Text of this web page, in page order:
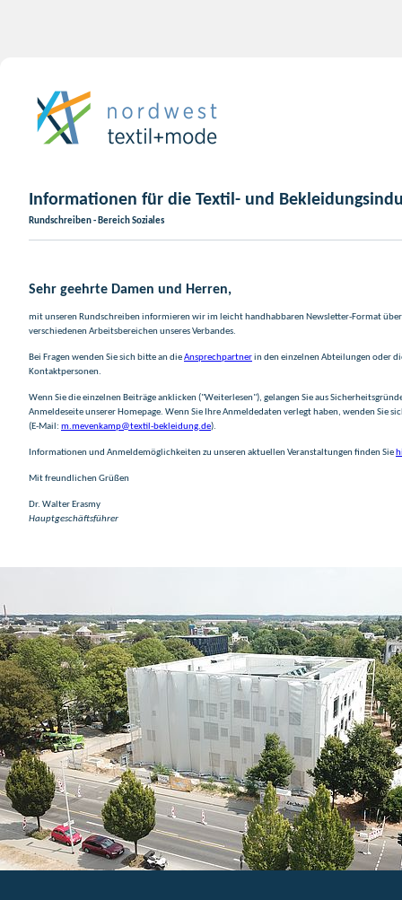
Informationen für die Textil- und
Rundschreiben - Bereich Soziales
Sehr geehrte Damen und Herren,
mit unseren Rundschreiben informieren wir im leicht handhabbaren Newsletter-Format über
verschiedenen Arbeitsbereichen unseres Verbandes.
Bei Fragen wenden Sie sich bitte an dieAnsprechpartnerin den einzelnen Abteilungen oder
Kontaktpersonen.
Wenn Sie die einzelnen Beiträge anklicken ("Weiterlesen"), gelangen Sie aus
Anmeldeseite unserer Homepage. Wenn Sie Ihre Anmeldedaten verlegt haben, wenden Sie
(E-Mail: m.mevenkamp@textil-bekleidung.de).
Informationen und Anmeldemöglichkeiten zu unseren aktuellen Veranstaltungen finden Sie
Mit freundlichen Grüßen
Dr. Walter Erasmy
Hauptgeschäftsführer